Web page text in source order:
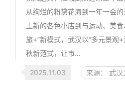
从绚烂的粉黛花海到一年一会
上新的各色小店到与运动、美
旅+”新模式，武汉以“多元景观
秋新范式，让市...
2025.11.03 来源： 武汉